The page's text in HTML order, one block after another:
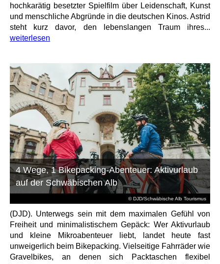
hochkarätig besetzter Spielfilm über Leidenschaft, Kunst
und menschliche Abgründe in die deutschen Kinos. Astrid
steht kurz davor, den lebenslangen Traum ihres...
weiterlesen
© DJD/Schwäbische Alb Tourismus
4 Wege, 1 Bikepacking-Abenteuer: Aktivurlaub
auf der Schwäbischen Alb
(DJD). Unterwegs sein mit dem maximalen Gefühl von
Freiheit und minimalistischem Gepäck: Wer Aktivurlaub
und kleine Mikroabenteuer liebt, landet heute fast
unweigerlich beim Bikepacking. Vielseitige Fahrräder wie
Gravelbikes, an denen sich Packtaschen flexibel